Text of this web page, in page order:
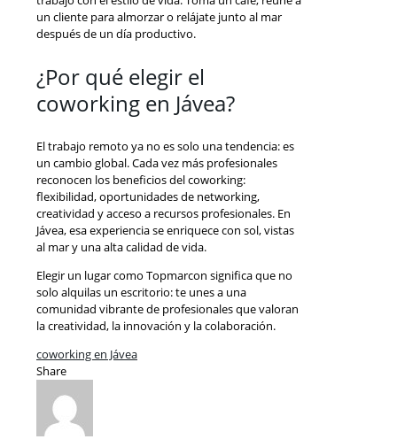
un cliente para almorzar o relájate junto al mar
después de un día productivo.
¿Por qué elegir el
coworking en Jávea?
El trabajo remoto ya no es solo una tendencia: es
un cambio global. Cada vez más profesionales
reconocen los beneficios del coworking:
flexibilidad, oportunidades de networking,
creatividad y acceso a recursos profesionales. En
Jávea, esa experiencia se enriquece con sol, vistas
al mar y una alta calidad de vida.
Elegir un lugar como Topmarcon significa que no
solo alquilas un escritorio: te unes a una
comunidad vibrante de profesionales que valoran
la creatividad, la innovación y la colaboración.
coworking en Jávea
Share